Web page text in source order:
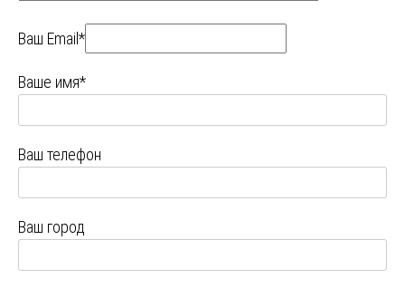
Ваш Email*
Ваше имя*
Ваш телефон
Ваш город